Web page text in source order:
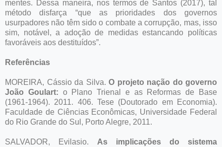
mentes. Dessa maneira, nos termos de Santos (2017), tal
método disfarça “que as prioridades dos governos
usurpadores não têm sido o combate a corrupção, mas, isso
sim, notável, a adoção de medidas estancando políticas
favoráveis aos destituídos”.
Referências
MOREIRA, Cássio da Silva. O projeto nação do governo
João Goulart: o Plano Trienal e as Reformas de Base
(1961-1964). 2011. 406. Tese (Doutorado em Economia).
Faculdade de Ciências Econômicas, Universidade Federal
do Rio Grande do Sul, Porto Alegre, 2011.
SALVADOR, Evilasio. As implicações do sistema